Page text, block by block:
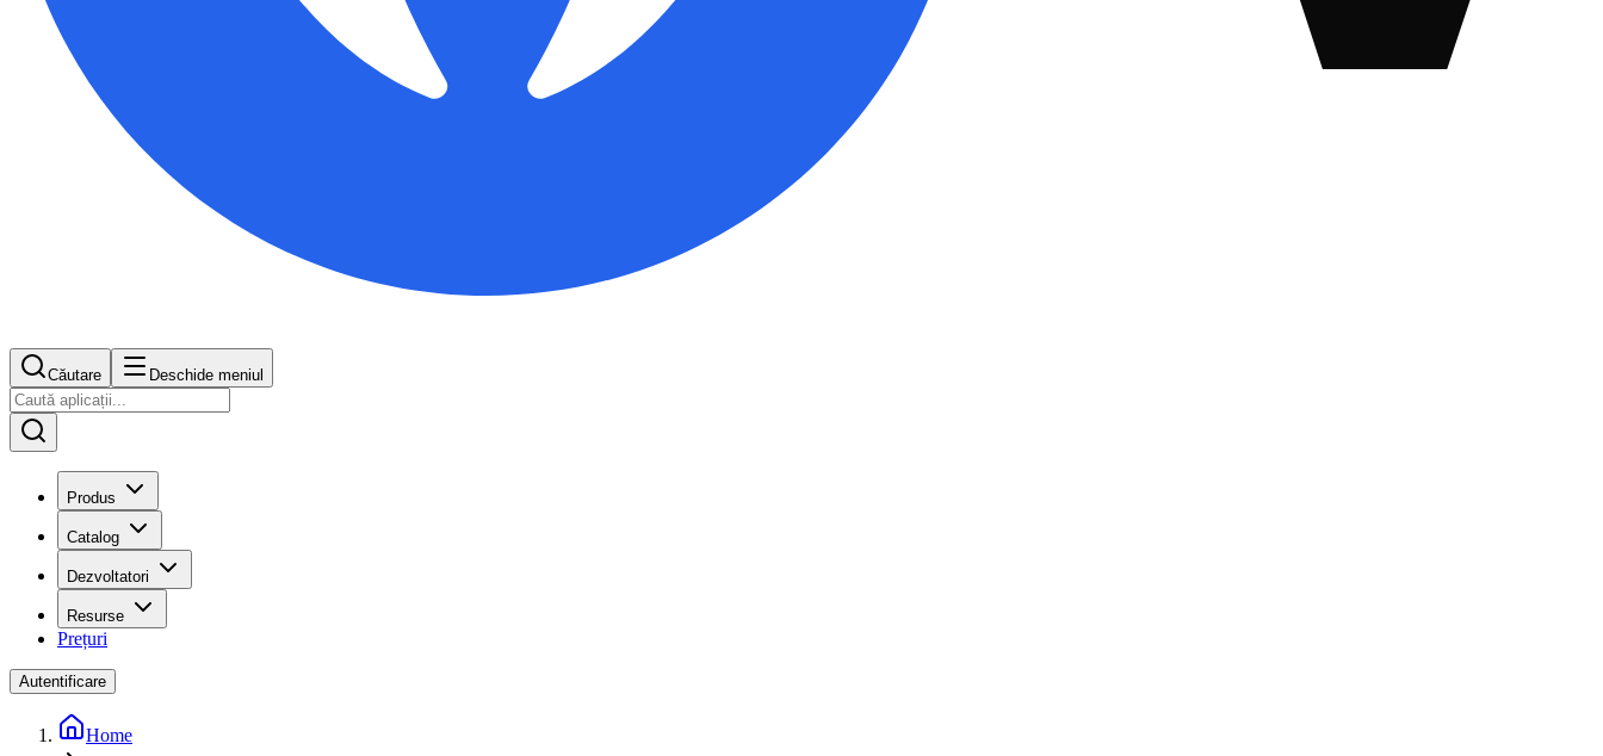
Căutare Deschide meniul
Produs
Catalog
Dezvoltatori
Resurse
Prețuri
Autentificare
Home